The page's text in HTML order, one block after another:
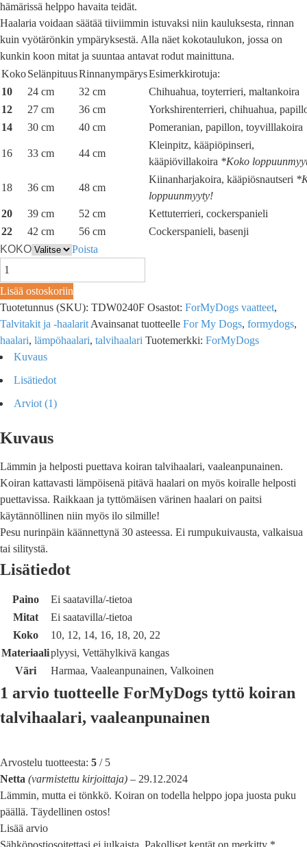
hämärissä helppo havaita teidät.
Haalaria voidaan säätää tiiviimmin istuvaksi niin kauluksesta, rinnan
kuin vyötärönkin ympäryksestä. Alla näet kokotaulukon, jossa on
kunkin koon mitat ja suuntaa antavat rodut mainittuna.
KokoSelänpituusRinnanympärysEsimerkkirotuja:
10
24 cm 32 cm
Chihuahua, toyterrieri, maltankoira
12
27 cm 36 cm
Yorkshirenterrieri, chihuahua,
14
30 cm 40 cm Pomeranian, papillon, toyvilllakoira
16 33 cm 44 cm
Kleinpitz, kääpiöpinseri,
kääpiövillakoira *Koko
18 36 cm 48 cm
Kiinanharjakoira, kääpiösnautseri
loppuunmyyty!
20
39 cm 52 cm
Kettuterrieri, cockerspanieli
22
42 cm 56 cm
Cockerspanieli, basenji
KOKO
Poista
Lisää ostoskoriin
Tuotetunnus (SKU): TDW0240F Osastot: ForMyDogs vaatteet,
Talvitakit ja -haalarit Avainsanat tuotteelle For My Dogs, formydogs,
haalari, lämpöhaalari, talvihaalari Tuotemerkki: ForMyDogs
Kuvaus
Lisätiedot
Arviot (1)
Kuvaus
Lämmin ja helposti puettava koiran talvihaalari, vaaleanpunainen.
Koiran kattavasti lämpöisenä pitävä haalari on myös koiralle helposti
puettavissa. Raikkaan ja tyttömäisen värinen haalari on paitsi
käytännöllinen niin myös ilo silmille!
Pesu nurinpäin käännettynä 30 asteessa. Ei rumpukuivausta, valkaisua
tai silitystä.
Lisätiedot
Paino
Ei saatavilla/-tietoa
Mitat
Ei saatavilla/-tietoa
Koko
10, 12, 14, 16, 18, 20, 22
Materiaaliplyysi, Vettähylkivä kangas
Väri
Harmaa, Vaaleanpunainen, Valkoinen
1 arvio tuotteelle ForMyDogs tyttö koiran
talvihaalari, vaaleanpunainen
Arvostelu tuotteesta: 5 / 5
Netta (varmistettu kirjoittaja) – 29.12.2024
Lämmin, mutta ei tönkkö. Koiran on todella helppo jopa juosta puku
päällä. Täydellinen ostos!
Lisää arvio